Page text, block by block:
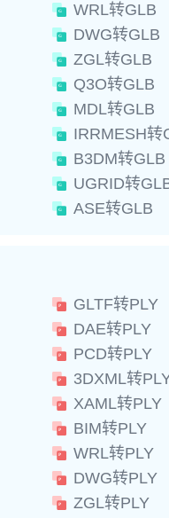
WRL转GLB
DWG转GLB
ZGL转GLB
Q3O转GLB
MDL转GLB
IRRMESH转
B3DM转GLB
UGRID转
ASE转GLB
GLTF转PLY
DAE转PLY
PCD转PLY
3DXML转
XAML转PLY
BIM转PLY
WRL转PLY
DWG转PLY
ZGL转PLY